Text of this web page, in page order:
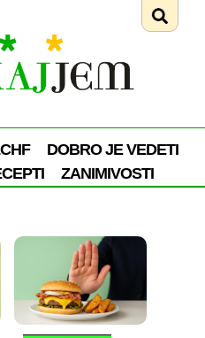
DOBRO JE VEDETI
ZANIMIVOSTI